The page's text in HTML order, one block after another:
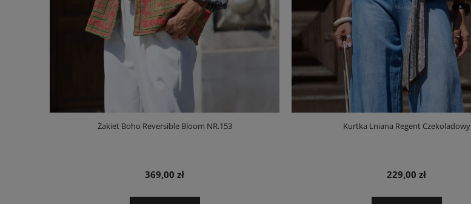
Żakiet Boho Reversible Bloom NR.153
369,00 zł
Kurtka Lniana Regent Czekoladowy
229,00 zł